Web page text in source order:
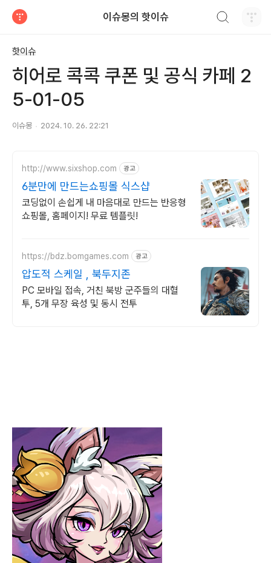
이슈몽의 핫이슈
핫이슈
히어로 콕콕 쿠폰 및 공식 카페 2
5-01-05
이슈몽 2024. 10. 26. 22:21
http://www.sixshop.com 광고
6분만에 만드는쇼핑몰 식스샵
코딩없이 손쉽게 내 마음대로 만드는 반응형
쇼핑몰, 홈페이지! 무료 템플릿!
https://bdz.bomgames.com 광고
압도적 스케일 , 북두지존
PC 모바일 접속, 거친 북방 군주들의 대혈
투, 5개 무장 육성 및 동시 전투